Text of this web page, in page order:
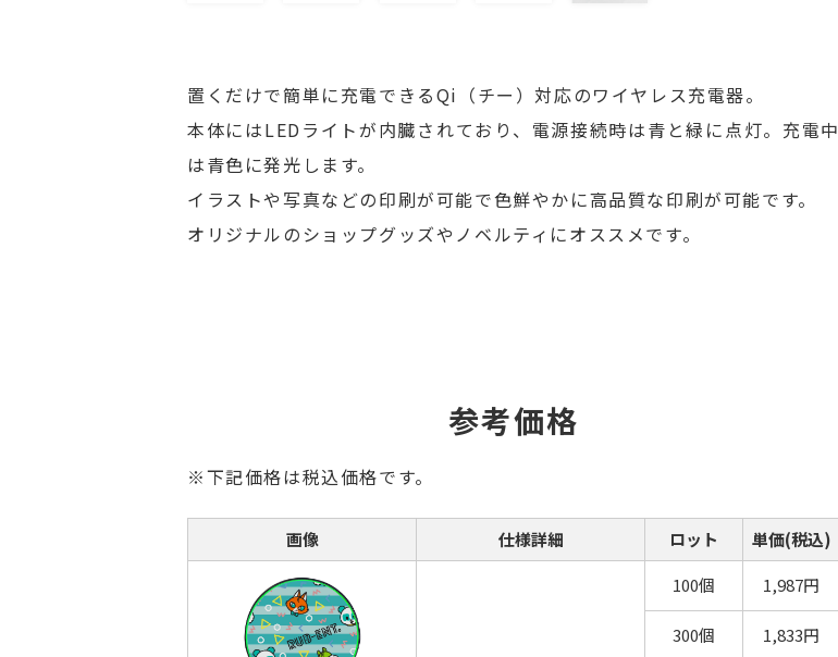
置くだけで簡単に充電できるQi（チー）対応のワイヤレス充電器。
本体にはLEDライトが内臓されており、電源接続時は青と緑に点灯。充電中
は青色に発光します。
イラストや写真などの印刷が可能で色鮮やかに高品質な印刷が可能です。
オリジナルのショップグッズやノベルティにオススメです。
参考価格
※下記価格は税込価格です。
画像 仕様詳細 ロット
単価(税込)
100個
1,987円
300個 1,833円